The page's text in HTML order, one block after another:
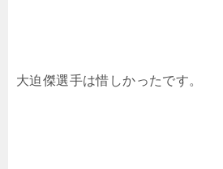
大迫傑選手は惜しかったです。